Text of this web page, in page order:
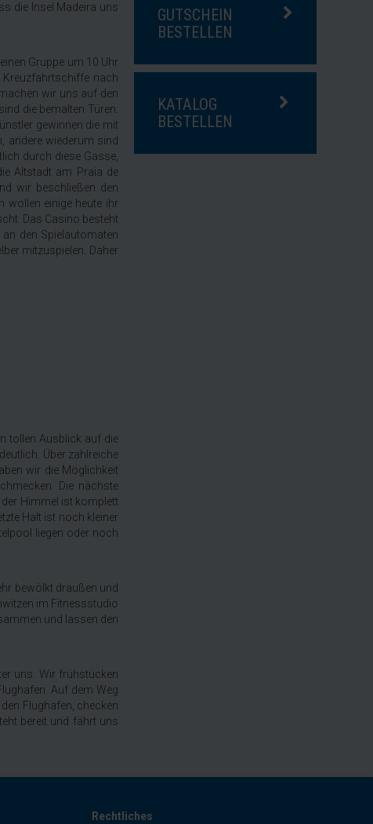
die Insel Madeira uns
Gruppe um 10 Uhr
nach
wir uns auf den
die bemalten Türen:
gewinnen die mit
andere wiederum sind
durch diese Gasse,
Altstadt am Praia de
wir beschließen den
wollen einige heute ihr
Das Casino besteht
den Spielautomaten
mitzuspielen. Daher
tollen Ausblick auf die
Über zahlreiche
wir die Möglichkeit
Die nächste
Himmel ist komplett
Halt ist noch kleiner
liegen oder noch
bewölkt draußen und
im Fitnessstudio
und lassen den
uns. Wir frühstücken
Auf dem Weg
Flughafen, checken
bereit und fährt uns
GUTSCHEIN
BESTELLEN
KATALOG
BESTELLEN
Rechtliches